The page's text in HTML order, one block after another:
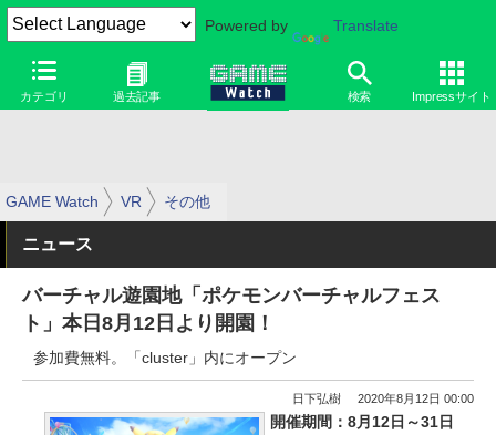
Powered by Translate
カテゴリ 過去記事 検索 Impressサイト
GAME Watch VR その他
ニュース
バーチャル遊園地「ポケモンバーチャルフェス
ト」本日8月12日より開園！
参加費無料。「cluster」内にオープン
日下弘樹 2020年8月12日 00:00
開催期間：8月12日～31日